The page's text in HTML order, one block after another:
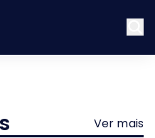
Ver mais